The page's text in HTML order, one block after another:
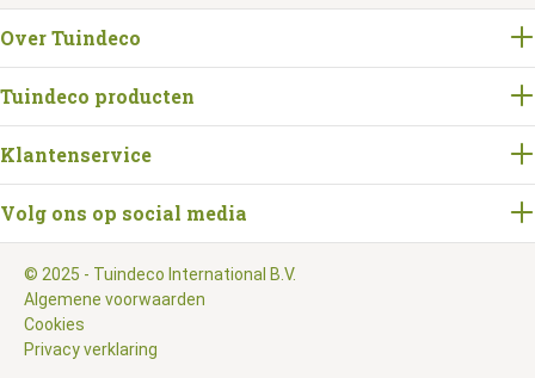
Over Tuindeco
Tuindeco producten
Klantenservice
Volg ons op social media
© 2025 - Tuindeco International B.V.
Algemene voorwaarden
Cookies
Privacy verklaring